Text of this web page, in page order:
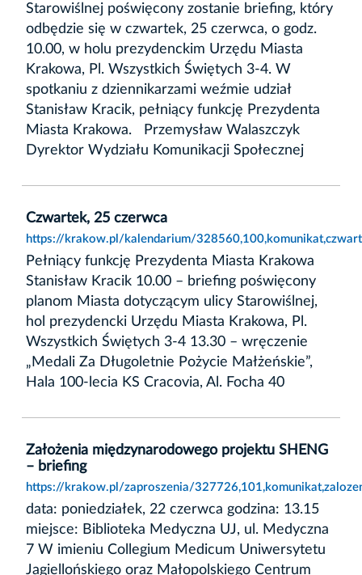
Starowiślnej poświęcony zostanie briefing, który
odbędzie się w czwartek, 25 czerwca, o godz.
10.00, w holu prezydenckim Urzędu Miasta
Krakowa, Pl. Wszystkich Świętych 3-4. W
spotkaniu z dziennikarzami weźmie udział
Stanisław Kracik, pełniący funkcję Prezydenta
Miasta Krakowa. Przemysław Walaszczyk
Dyrektor Wydziału Komunikacji Społecznej
Czwartek, 25 czerwca
https://krakow.pl/kalendarium/
Pełniący funkcję Prezydenta Miasta Krakowa
Stanisław Kracik 10.00 – briefing poświęcony
planom Miasta dotyczącym ulicy Starowiślnej,
hol prezydencki Urzędu Miasta Krakowa, Pl.
Wszystkich Świętych 3-4 13.30 – wręczenie
„Medali Za Długoletnie Pożycie Małżeńskie”,
Hala 100-lecia KS Cracovia, Al. Focha 40
Założenia międzynarodowego projektu SHENG
– briefing
https://krakow.pl/zaproszenia/
data: poniedziałek, 22 czerwca godzina: 13.15
miejsce: Biblioteka Medyczna UJ, ul. Medyczna
7 W imieniu Collegium Medicum Uniwersytetu
Jagiellońskiego oraz Małopolskiego Centrum